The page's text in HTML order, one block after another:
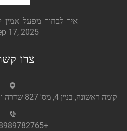
איך לבחור מפעל אמין
17, 2025
צרו
קומה ראשונה, בניין 4, מס' 827 שדרה ונז'ו, ונז'ו, ז'ג'יאנג, 325011, סין
+86-18989782765